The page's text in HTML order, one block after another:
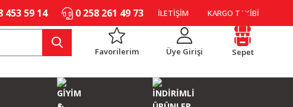
453 59 14 0 258 261 49 73 İLETİŞİM KARGO TAKİBİ
Favorilerim Üye Girişi Sepet